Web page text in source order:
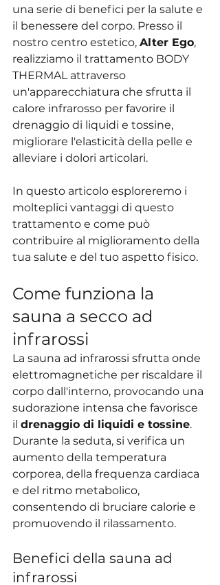
una serie di benefici per la salute e
il benessere del corpo. Presso il
nostro centro estetico, Alter Ego,
realizziamo il trattamento BODY
THERMAL attraverso
un'apparecchiatura che sfrutta il
calore infrarosso per favorire il
drenaggio di liquidi e tossine,
migliorare l'elasticità della pelle e
alleviare i dolori articolari.
In questo articolo esploreremo i
molteplici vantaggi di questo
trattamento e come può
contribuire al miglioramento della
tua salute e del tuo aspetto fisico.
Come funziona la
sauna a secco ad
infrarossi
La sauna ad infrarossi sfrutta onde
elettromagnetiche per riscaldare il
corpo dall'interno, provocando una
sudorazione intensa che favorisce
il drenaggio di liquidi e tossine.
Durante la seduta, si verifica un
aumento della temperatura
corporea, della frequenza cardiaca
e del ritmo metabolico,
consentendo di bruciare calorie e
promuovendo il rilassamento.
Benefici della sauna ad
infrarossi